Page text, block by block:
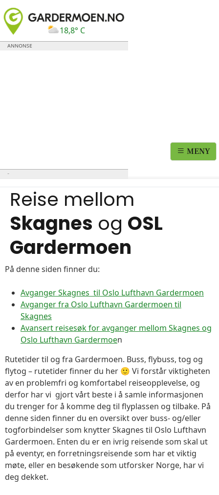
18,8° C
MENY
Reise mellom
Skagnes og OSL
Gardermoen
På denne siden finner du:
Avganger Skagnes til Oslo Lufthavn Gardermoen
Avganger fra Oslo Lufthavn Gardermoen til
Skagnes
Avansert reisesøk for avganger mellom Skagnes og
Oslo Lufthavn Gardermoen
Rutetider til og fra Gardermoen. Buss, flybuss, tog og
flytog – rutetider finner du her 🙂 Vi forstår viktigheten
av en problemfri og komfortabel reiseopplevelse, og
derfor har vi gjort vårt beste i å samle informasjonen
du trenger for å komme deg til flyplassen og tilbake. På
denne siden finner du en oversikt over buss- og/eller
togforbindelser som knytter Skagnes til Oslo Lufthavn
Gardermoen. Enten du er en ivrig reisende som skal ut
på eventyr, en forretningsreisende som har et viktig
møte, eller en besøkende som utforsker Norge, har vi
deg dekket.